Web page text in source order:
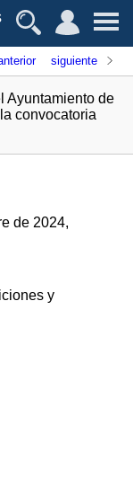
siguiente
Ayuntamiento de
convocatoria
de 2024,
y